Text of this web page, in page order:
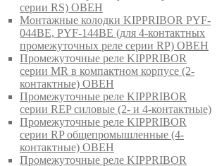
серии RS) ОВЕН
Монтажные колодки KIPPRIBOR PYF-
044BE, PYF-144BE (для 4-контактных
промежуточных реле серии RP) ОВЕН
Промежуточные реле KIPPRIBOR
серии MR в компактном корпусе (2-
контактные) ОВЕН
Промежуточные реле KIPPRIBOR
серии REP силовые (2- и 4-контактные)
Промежуточные реле KIPPRIBOR
серии RP общепромышленные (4-
контактные) ОВЕН
Промежуточные реле KIPPRIBOR